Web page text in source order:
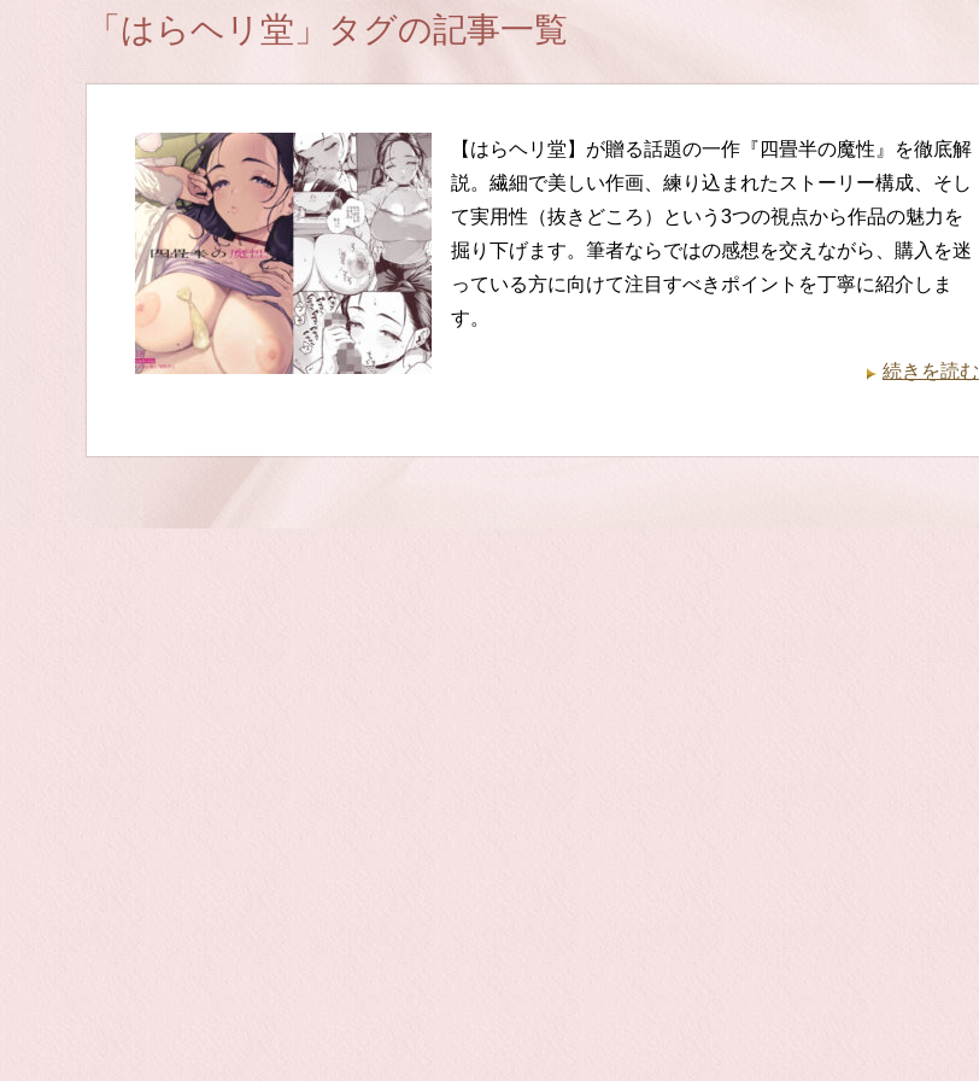
「はらヘリ堂」タグの記事一覧
【はらヘリ堂】が贈る話題の一作『四畳半の魔性』を徹底解
説。繊細で美しい作画、練り込まれたストーリー構成、そし
て実用性（抜きどころ）という3つの視点から作品の魅力を
掘り下げます。筆者ならではの感想を交えながら、購入を迷
っている方に向けて注目すべきポイントを丁寧に紹介しま
す。
続きを読む